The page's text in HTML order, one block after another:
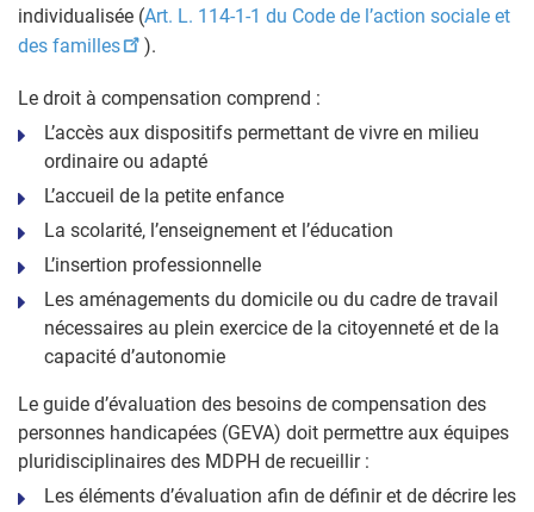
individualisée (Art. L. 114-1-1 du Code de l’action sociale et
des familles
).
Le droit à compensation comprend :
L’accès aux dispositifs permettant de vivre en milieu
ordinaire ou adapté
L’accueil de la petite enfance
La scolarité, l’enseignement et l’éducation
L’insertion professionnelle
Les aménagements du domicile ou du cadre de travail
nécessaires au plein exercice de la citoyenneté et de la
capacité d’autonomie
Le guide d’évaluation des besoins de compensation des
personnes handicapées (GEVA) doit permettre aux équipes
pluridisciplinaires des MDPH de recueillir :
Les éléments d’évaluation afin de définir et de décrire les